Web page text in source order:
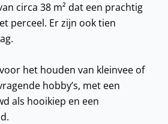
circa 38 m² dat een prachtig
perceel. Er zijn ook tien
het houden van kleinvee of
hobby’s, met een
als hooikiep en een